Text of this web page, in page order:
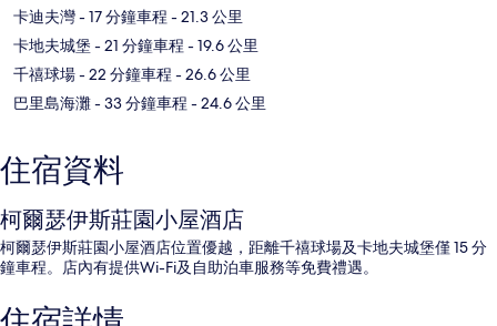
卡迪夫灣- 17 分鐘車程 - 21.3 公里
卡地夫城堡 - 21 分鐘車程 - 19.6 公里
千禧球場- 22 分鐘車程 - 26.6 公里
巴里島海灘- 33 分鐘車程 - 24.6 公里
住宿資料
柯爾瑟伊斯莊園小屋酒店
柯爾瑟伊斯莊園小屋酒店位置優越，距離千禧球場及卡地夫城堡僅 15 分
鐘車程。店內有提供Wi-Fi及自助泊車服務等免費禮遇。